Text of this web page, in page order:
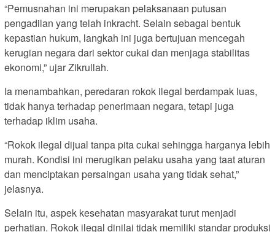
“Pemusnahan ini merupakan pelaksanaan putusan
pengadilan yang telah inkracht. Selain sebagai bentuk
kepastian hukum, langkah ini juga bertujuan mencegah
kerugian negara dari sektor cukai dan menjaga stabilitas
ekonomi,” ujar Zikrullah.
Ia menambahkan, peredaran rokok ilegal berdampak luas,
tidak hanya terhadap penerimaan negara, tetapi juga
terhadap iklim usaha.
“Rokok ilegal dijual tanpa pita cukai sehingga harganya lebih
murah. Kondisi ini merugikan pelaku usaha yang taat aturan
dan menciptakan persaingan usaha yang tidak sehat,”
jelasnya.
Selain itu, aspek kesehatan masyarakat turut menjadi
perhatian. Rokok ilegal dinilai tidak memiliki standar produksi